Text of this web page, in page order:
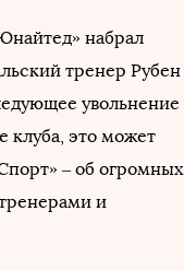
набрал
тренер Рубен
увольнение
клуба, это может
– об огромных
и